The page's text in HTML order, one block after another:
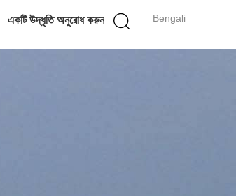
Bengali
একটি উদ্ধৃতি অনুরোধ করুন